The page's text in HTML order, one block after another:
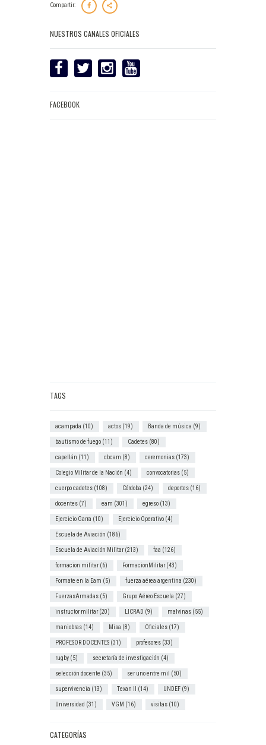
Compartir:
NUESTROS CANALES OFICIALES
FACEBOOK
TAGS
acampada (10) actos (19) Banda de música (9)
bautismo de fuego (11) Cadetes (80)
capellán (11) cbcam (8) ceremonias (173)
Colegio Militar de la Nación (4) convocatorias (5)
cuerpo cadetes (108) Córdoba (24) deportes (16)
docentes (7) eam (301) egreso (13)
Ejercicio Garra (10) Ejercicio Operativo (4)
Escuela de Aviación (186)
Escuela de Aviación Militar(213) faa (126)
formacion militar(6) FormacionMilitar(43)
Formate en la Eam (5) fuerza aérea argentina (230)
FuerzasArmadas (5) Grupo Aéreo Escuela (27)
instructor militar(20) LICRAD (9) malvinas (55)
maniobras (14) Misa (8) Oficiales (17)
PROFESOR DOCENTES (31) profesores (33)
rugby (5) secretaría de investigación (4)
selección docente (35) ser uno entre mil (50)
supervivencia (13) Texan II (14) UNDEF (9)
Universidad (31) VGM (16) visitas (10)
CATEGORÍAS